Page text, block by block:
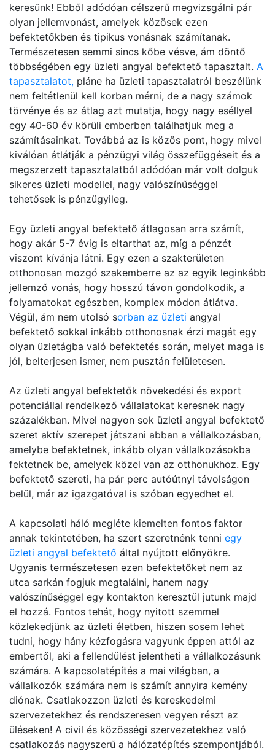
keresünk! Ebből adódóan célszerű megvizsgálni pár
olyan jellemvonást, amelyek közösek ezen
befektetőkben és tipikus vonásnak számítanak.
Természetesen semmi sincs kőbe vésve, ám döntő
többségében egy üzleti angyal befektető tapasztalt. A
tapasztalatot, pláne ha üzleti tapasztalatról beszélünk
nem feltétlenül kell korban mérni, de a nagy számok
törvénye és az átlag azt mutatja, hogy nagy eséllyel
egy 40-60 év körüli emberben találhatjuk meg a
számításainkat. Továbbá az is közös pont, hogy mivel
kiválóan átlátják a pénzügyi világ összefüggéseit és a
megszerzett tapasztalatból adódóan már volt dolguk
sikeres üzleti modellel, nagy valószínűséggel
tehetősek is pénzügyileg.
Egy üzleti angyal befektető átlagosan arra számít,
hogy akár 5-7 évig is eltarthat az, míg a pénzét
viszont kívánja látni. Egy ezen a szakterületen
otthonosan mozgó szakemberre az az egyik leginkább
jellemző vonás, hogy hosszú távon gondolkodik, a
folyamatokat egészben, komplex módon átlátva.
Végül, ám nem utolsó sorban az üzleti angyal
befektető sokkal inkább otthonosnak érzi magát egy
olyan üzletágba való befektetés során, melyet maga is
jól, belterjesen ismer, nem pusztán felületesen.
Az üzleti angyal befektetők növekedési és export
potenciállal rendelkező vállalatokat keresnek nagy
százalékban. Mivel nagyon sok üzleti angyal befektető
szeret aktív szerepet játszani abban a vállalkozásban,
amelybe befektetnek, inkább olyan vállalkozásokba
fektetnek be, amelyek közel van az otthonukhoz. Egy
befektető szereti, ha pár perc autóútnyi távolságon
belül, már az igazgatóval is szóban egyedhet el.
A kapcsolati háló megléte kiemelten fontos faktor
annak tekintetében, ha szert szeretnénk tenni egy
üzleti angyal befektető által nyújtott előnyökre.
Ugyanis természetesen ezen befektetőket nem az
utca sarkán fogjuk megtalálni, hanem nagy
valószínűséggel egy kontakton keresztül jutunk majd
el hozzá. Fontos tehát, hogy nyitott szemmel
közlekedjünk az üzleti életben, hiszen sosem lehet
tudni, hogy hány kézfogásra vagyunk éppen attól az
embertől, aki a fellendülést jelentheti a vállalkozásunk
számára. A kapcsolatépítés a mai világban, a
vállalkozók számára nem is számít annyira kemény
diónak. Csatlakozzon üzleti és kereskedelmi
szervezetekhez és rendszeresen vegyen részt az
üléseken! A civil és közösségi szervezetekhez való
csatlakozás nagyszerű a hálózatépítés szempontjából.